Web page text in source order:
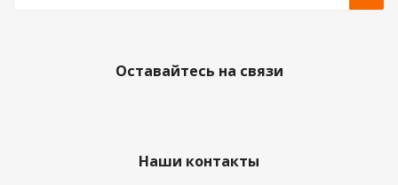
Оставайтесь на связи
Наши контакты